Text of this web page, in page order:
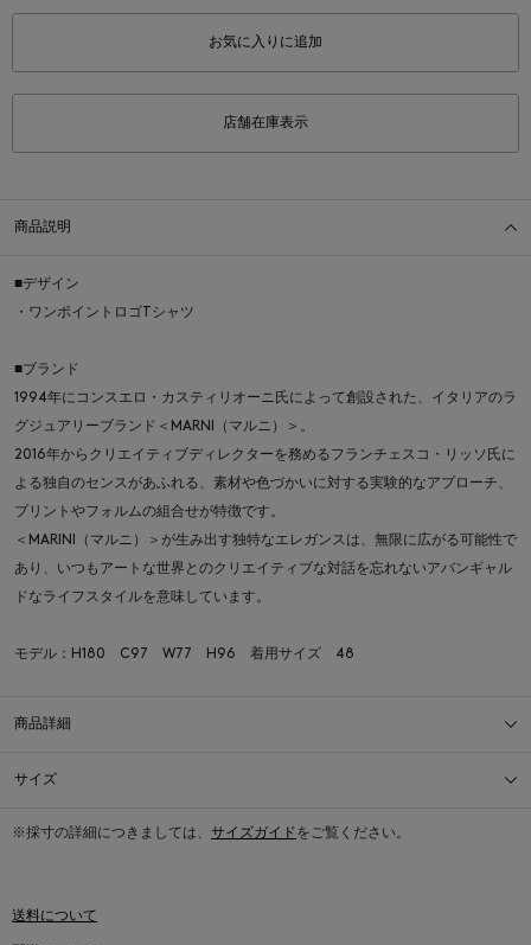
お気に入りに追加
店舗在庫表示
商品説明
■デザイン
・ワンポイントロゴTシャツ
■ブランド
1994年にコンスエロ・カスティリオーニ氏によって創設された、イタリアのラ
グジュアリーブランド＜MARNI（マルニ）＞。
2016年からクリエイティブディレクターを務めるフランチェスコ・リッソ氏に
よる独自のセンスがあふれる、素材や色づかいに対する実験的なアプローチ、
プリントやフォルムの組合せが特徴です。
＜MARINI（マルニ）＞が生み出す独特なエレガンスは、無限に広がる可能性で
あり、いつもアートな世界とのクリエイティブな対話を忘れないアバンギャル
ドなライフスタイルを意味しています。
モデル：H180 C97 W77 H96 着用サイズ 48
商品詳細
サイズ
※採寸の詳細につきましては、 サイズガイドをご覧ください。
送料について